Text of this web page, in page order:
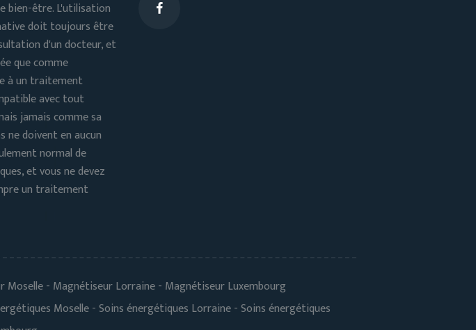
bien-être. L'utilisation
doit toujours être
d'un docteur, et
que comme
à un traitement
avec tout
jamais comme sa
ne doivent en aucun
normal de
et vous ne devez
un traitement
- Magnétiseur Lorraine - Magnétiseur Luxembourg
Moselle - Soins énergétiques Lorraine - Soins énergétiques